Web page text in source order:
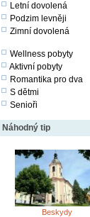
Letní dovolená
Podzim levněji
Zimní dovolená
Wellness pobyty
Aktivní pobyty
Romantika pro dva
S dětmi
Senioři
Náhodný tip
Beskydy